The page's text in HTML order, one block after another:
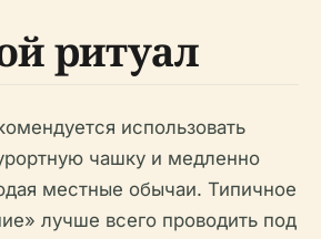
ритуал
использовать
чашку и медленно
местные обычаи. Типичное
лучше всего проводить под